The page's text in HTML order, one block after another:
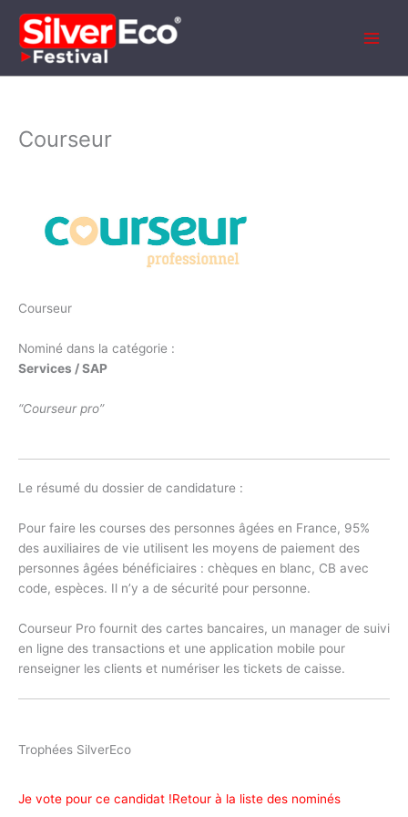
contenu
Courseur
Courseur
Nominé dans la catégorie :
Services / SAP
“Courseur pro”
Le résumé du dossier de candidature :
Pour faire les courses des personnes âgées en France, 95%
des auxiliaires de vie utilisent les moyens de paiement des
personnes âgées bénéficiaires : chèques en blanc, CB avec
code, espèces. Il n’y a de sécurité pour personne.
Courseur Pro fournit des cartes bancaires, un manager de suivi
en ligne des transactions et une application mobile pour
renseigner les clients et numériser les tickets de caisse.
Trophées SilverEco
Je vote pour ce candidat !Retour à la liste des nominés